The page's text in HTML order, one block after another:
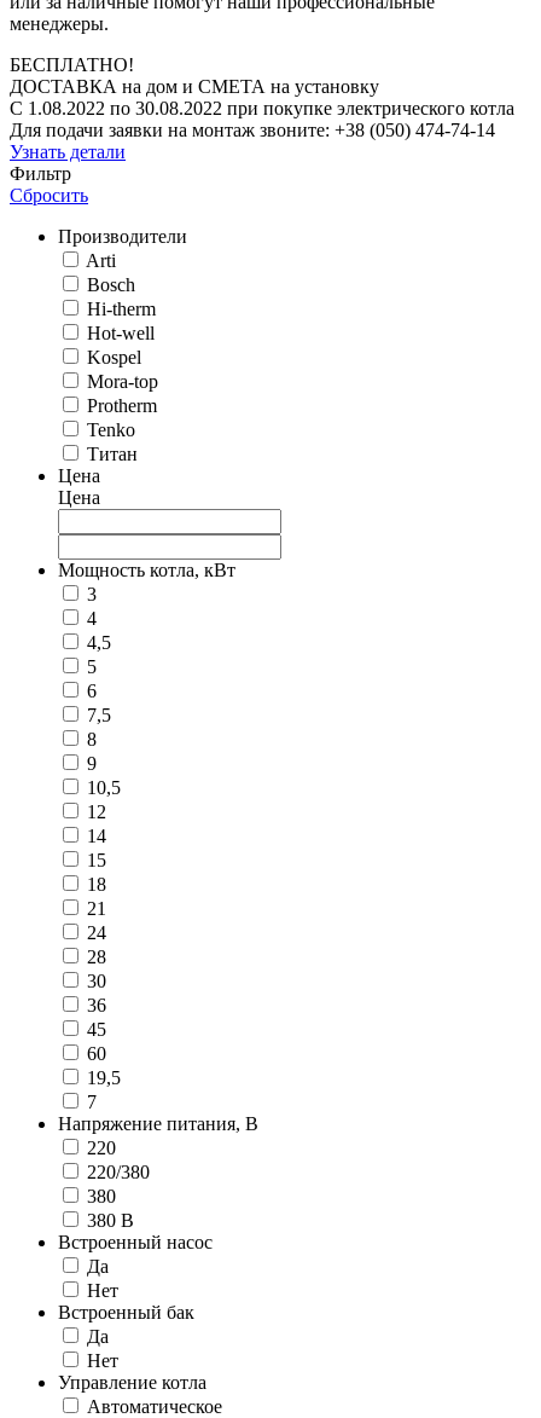
менеджеры.
БЕСПЛАТНО!
ДОСТАВКА на дом и СМЕТА на установку
С 1.08.2022 по 30.08.2022 при покупке электрического котла
Для подачи заявки на монтаж звоните: +38 (050) 474-74-14
Узнать детали
Фильтр
Сбросить
Производители
Arti
Bosch
Hi-therm
Hot-well
Kospel
Mora-top
Protherm
Tenko
Титан
Цена
Цена
Мощность котла, кВт
3
4
4,5
5
6
7,5
8
9
10,5
12
14
15
18
21
24
28
30
36
45
60
19,5
7
Напряжение питания, В
220
220/380
380
380 В
Встроенный насос
Да
Нет
Встроенный бак
Да
Нет
Управление котла
Автоматическое